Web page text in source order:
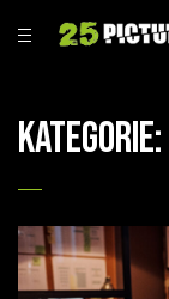
Kategorie: